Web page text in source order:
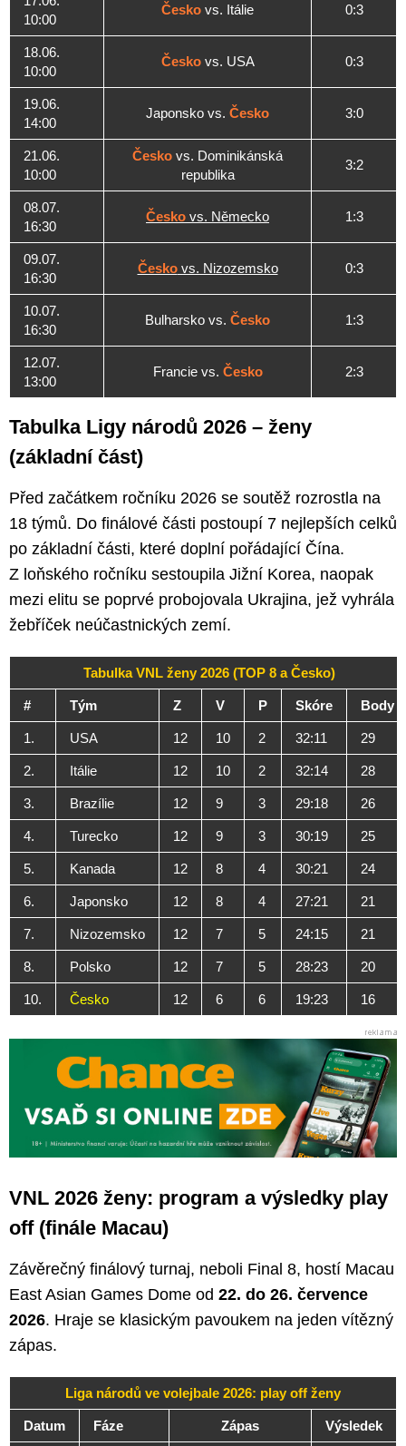
10:00
Česko vs. Itálie 0:3
18.06.
10:00
Českovs. USA 0:3
19.06.
14:00
Japonsko vs. Česko 3:0
21.06.
10:00
Česko vs. Dominikánská
republika
3:2
08.07.
16:30
Česko vs. Německo 1:3
09.07.
16:30
Českovs. Nizozemsko 0:3
10.07.
16:30
Bulharsko vs. Česko 1:3
12.07.
13:00
Francie vs. Česko 2:3
Tabulka Ligy národů 2026 – ženy
(základní část)
Před začátkem ročníku 2026 se soutěž rozrostla na
18 týmů. Do finálové části postoupí 7 nejlepších celků
po základní části, které doplní pořádající Čína.
Z loňského ročníku sestoupila Jižní Korea, naopak
mezi elitu se poprvé probojovala Ukrajina, jež vyhrála
žebříček neúčastnických zemí.
Tabulka VNL ženy 2026 (TOP 8 a Česko)
# Tým Z V P Skóre Body
1. USA 12 10 2 32:11 29
2. Itálie 12 10 2 32:14 28
3. Brazílie 12 9 3 29:18 26
4. Turecko 12 9 3 30:19 25
5. Kanada 12 8 4 30:21 24
6. Japonsko 12 8 4 27:21 21
7. Nizozemsko 12 7 5 24:15 21
8. Polsko 12 7 5 28:23 20
10. Česko 12 6 6 19:23 16
VNL 2026 ženy: program a výsledky play
off (finále Macau)
Závěrečný finálový turnaj, neboli Final 8, hostí Macau
East Asian Games Dome od 22. do 26. července
2026. Hraje se klasickým pavoukem na jeden vítězný
zápas.
Liga národů ve volejbale 2026: play off ženy
Datum Fáze Zápas Výsledek